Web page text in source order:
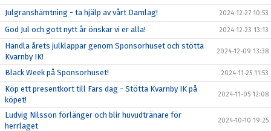
Julgranshämtning - ta hjälp av vårt Damlag! 2024-12-27 10:53
God Jul och gott nytt år önskar vi er alla! 2024-12-23 13:13
Handla årets julklappar genom Sponsorhuset och stötta
Kvarnby IK!
2024-12-09 13:38
Black Week på Sponsorhuset! 2024-11-25 11:53
Köp ett presentkort till Fars dag - Stötta Kvarnby IK på
köpet!
2024-11-05 12:08
Ludvig Nilsson förlänger och blir huvudtränare för
herrlaget
2024-10-10 19:25